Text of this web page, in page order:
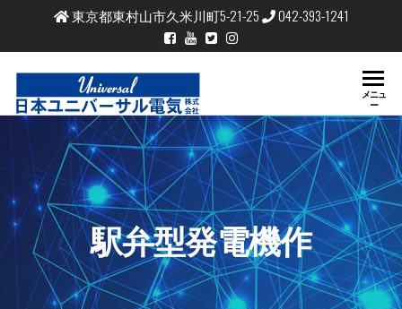
東京都東村山市久米川町5-21-25 042-393-1241
本
ユ
ニ
バ
ー
サ
巻
線、
周辺
装置
の製
造、
販売
コイ
ル試
作、
試験
メニュ
ー
駅弁型発電機作